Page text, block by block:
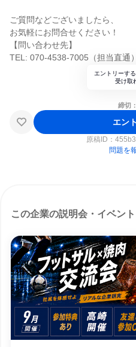
ご質問などございましたら、
お気軽にお問合せください！
【問い合わせ先】
TEL: 070-4538-7005（担当直通）
エントリーす
受け取
締切
エン
原稿ID：
問題を
この企業の説明会・イベント